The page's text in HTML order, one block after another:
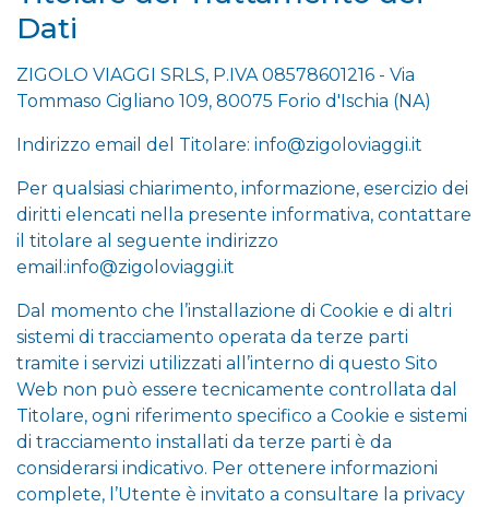
Dati
ZIGOLO VIAGGI SRLS, P.IVA 08578601216 - Via
Tommaso Cigliano 109, 80075 Forio d'Ischia (NA)
Indirizzo email del Titolare: info@zigoloviaggi.it
Per qualsiasi chiarimento, informazione, esercizio dei
diritti elencati nella presente informativa, contattare
il titolare al seguente indirizzo
email:info@zigoloviaggi.it
Dal momento che l’installazione di Cookie e di altri
sistemi di tracciamento operata da terze parti
tramite i servizi utilizzati all’interno di questo Sito
Web non può essere tecnicamente controllata dal
Titolare, ogni riferimento specifico a Cookie e sistemi
di tracciamento installati da terze parti è da
considerarsi indicativo. Per ottenere informazioni
complete, l’Utente è invitato a consultare la privacy